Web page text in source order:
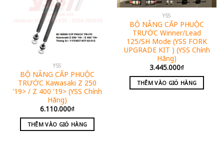
YSS
BỘ NÂNG CẤP PHUỘC
TRƯỚC Kawasaki Z 250
'19> / Z 400 '19> (YSS Chính
Hãng)
6.110.000₫
THÊM VÀO GIỎ HÀNG
YSS
BỘ NÂNG CẤP PHUỘC
TRƯỚC Winner/Lead
125/SH Mode (YSS FORK
UPGRADE KIT ) (YSS Chính
Hãng)
3.445.000₫
THÊM VÀO GIỎ HÀNG